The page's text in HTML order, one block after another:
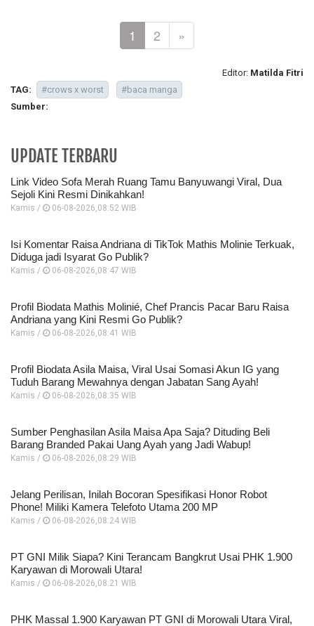
1 2 »
Editor: Matilda Fitri
TAG:
#crows x worst
#baca manga
Sumber:
UPDATE TERBARU
Link Video Sofa Merah Ruang Tamu Banyuwangi Viral, Dua
Sejoli Kini Resmi Dinikahkan!
Kamis / 06-08-2026,08:52 WIB
Isi Komentar Raisa Andriana di TikTok Mathis Molinie Terkuak,
Diduga jadi Isyarat Go Publik?
Kamis / 06-08-2026,08:47 WIB
Profil Biodata Mathis Molinié, Chef Prancis Pacar Baru Raisa
Andriana yang Kini Resmi Go Publik?
Kamis / 06-08-2026,08:41 WIB
Profil Biodata Asila Maisa, Viral Usai Somasi Akun IG yang
Tuduh Barang Mewahnya dengan Jabatan Sang Ayah!
Kamis / 06-08-2026,08:35 WIB
Sumber Penghasilan Asila Maisa Apa Saja? Dituding Beli
Barang Branded Pakai Uang Ayah yang Jadi Wabup!
Kamis / 06-08-2026,08:29 WIB
Jelang Perilisan, Inilah Bocoran Spesifikasi Honor Robot
Phone! Miliki Kamera Telefoto Utama 200 MP
Kamis / 06-08-2026,08:24 WIB
PT GNI Milik Siapa? Kini Terancam Bangkrut Usai PHK 1.900
Karyawan di Morowali Utara!
Kamis / 06-08-2026,08:21 WIB
PHK Massal 1.900 Karyawan PT GNI di Morowali Utara Viral,